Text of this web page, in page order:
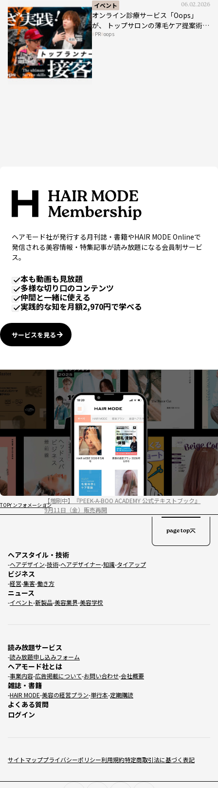
イベント 06.02.2026
オンライン診療サービス「Oops」
が、 トップサロンの薄毛ケア提案術を
HAIRCAMPで公開！
PR oops
ヘアモード社が発行する月刊誌・書籍やHAIR MODE Onlineで
発信される美容情報・特集記事が読み放題になる会員制サービ
ス。
本も動画も見放題
多様な切り口のコンテンツ
仲間と一緒に使える
実践的な知を月額2,970円で学べる
サービスを見る
TOPインフォメーション
【増刷中】『PEEK-A-BOO ACADEMY 公式テキストブック』
9月11日（金）販売再開
サイトマッププライバシーポリシー利用規約特定商取引法に基づく表記
ヘアスタイル・技術
ヘアデザイン 技術 ヘアデザイナー 知識 タイアップ
ビジネス
経営 集客 働き方
ニュース
イベント 新製品 美容業界 美容学校
読み放題サービス
読み放題申し込みフォーム
ヘアモード社とは
事業内容 広告掲載について お問い合わせ 会社概要
雑誌・書籍
HAIR MODE 美容の経営プラン 単行本 定期購読
よくある質問
ログイン
page top